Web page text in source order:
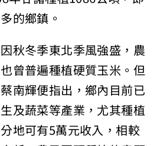
的鄉鎮。
秋冬季東北季風強盛，農
曾普遍種植硬質玉米。但
南輝便指出，鄉內目前已
及蔬菜等產業，尤其種植
地可有5萬元收入，相較